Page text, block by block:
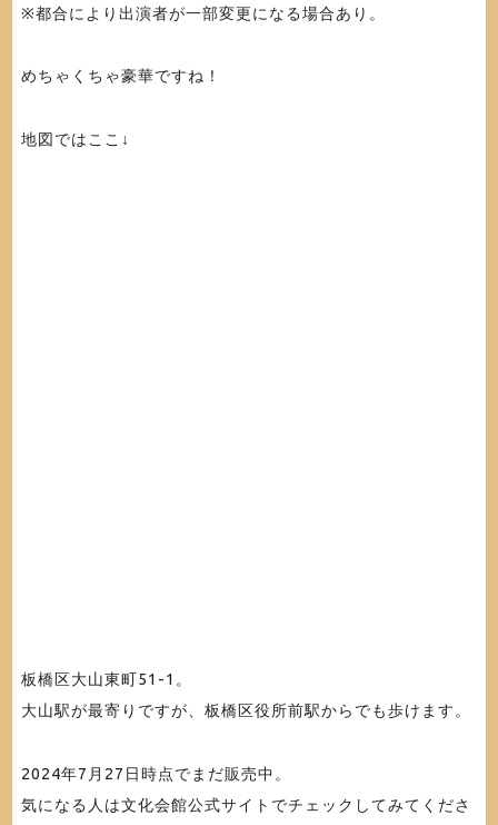
※都合により出演者が一部変更になる場合あり。
めちゃくちゃ豪華ですね！
地図ではここ↓
板橋区大山東町51-1。
大山駅が最寄りですが、板橋区役所前駅からでも歩けます。
2024年7月27日時点でまだ販売中。
気になる人は文化会館公式サイトでチェックしてみてくださ